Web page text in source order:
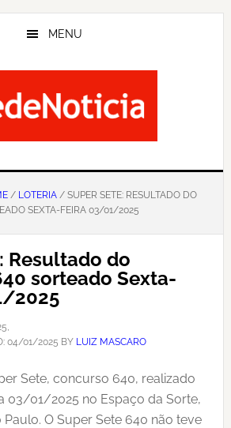
MENU
/ LOTERIA/ SUPER SETE: RESULTADO DO
SEXTA-FEIRA 03/01/2025
Resultado do
sorteado Sexta-
2025
,
04/01/2025 BY LUIZ MASCARO
Sete, concurso 640, realizado
03/01/2025 no Espaço da Sorte,
Paulo. O Super Sete 640 não teve